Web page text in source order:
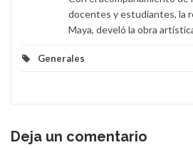
docentes y estudiantes, la
Maya, develó la obra
Generales
Deja un comentario